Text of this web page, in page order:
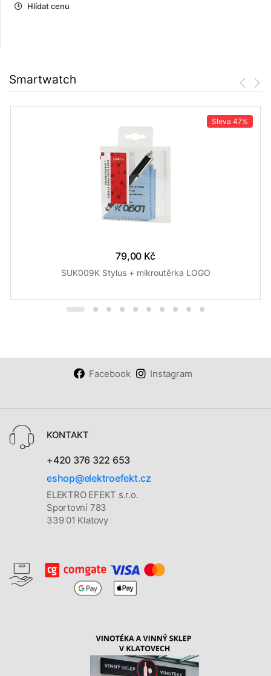
Hlídat cenu
Smartwatch
Sleva 47%
79,00 Kč
SUK009K Stylus + mikroutěrka LOGO
Facebook Instagram
KONTAKT
+420 376 322 653
eshop@elektroefekt.cz
ELEKTRO EFEKT s.r.o.
Sportovní 783
339 01 Klatovy